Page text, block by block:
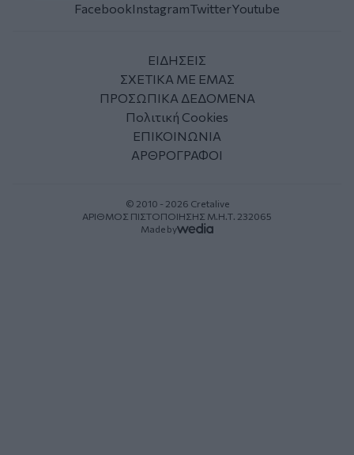
FacebookInstagramTwitterYoutube
ΕΙΔΗΣΕΙΣ
ΣΧΕΤΙΚΑ ΜΕ ΕΜΑΣ
ΠΡΟΣΩΠΙΚΑ ΔΕΔΟΜΕΝΑ
Πολιτική Cookies
ΕΠΙΚΟΙΝΩΝΙΑ
ΑΡΘΡΟΓΡΑΦΟΙ
© 2010 - 2026 Cretalive
ΑΡΙΘΜΟΣ ΠΙΣΤΟΠΟΙΗΣΗΣ Μ.Η.Τ. 232065
Made by